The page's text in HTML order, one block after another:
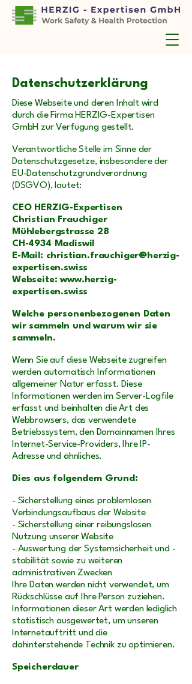
Datenschutzerklärung
Diese Webseite und deren Inhalt wird
durch die Firma HERZIG-Expertisen
GmbH zur Verfügung gestellt.
Verantwortliche Stelle im Sinne der
Datenschutzgesetze, insbesondere der
EU-Datenschutzgrundverordnung
(DSGVO), lautet:
CEO HERZIG-Expertisen
Christian Frauchiger
Mühlebergstrasse 28
CH-4934 Madiswil
E-Mail: christian.frauchiger@herzig-
expertisen.swiss
Webseite: www.herzig-
expertisen.swiss
Welche personenbezogenen Daten
wir sammeln und warum wir sie
sammeln.
Wenn Sie auf diese Webseite zugreifen
werden automatisch Informationen
allgemeiner Natur erfasst. Diese
Informationen werden im Server-Logfile
erfasst und beinhalten die Art des
Webbrowsers, das verwendete
Betriebssystem, den Domainnamen Ihres
Internet-Service-Providers, Ihre IP-
Adresse und ähnliches.
Dies aus folgendem Grund:
- Sicherstellung eines problemlosen
Verbindungsaufbaus der Website
- Sicherstellung einer reibungslosen
Nutzung unserer Website
- Auswertung der Systemsicherheit und -
stabilität sowie zu weiteren
administrativen Zwecken
Ihre Daten werden nicht verwendet, um
Rückschlüsse auf Ihre Person zuziehen.
Informationen dieser Art werden lediglich
statistisch ausgewertet, um unseren
Internetauftritt und die
dahinterstehende Technik zu optimieren.
Speicherdauer